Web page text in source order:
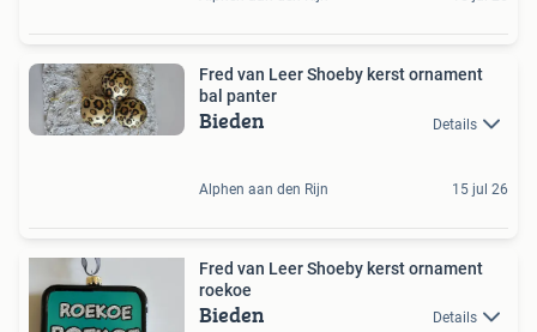
Fred van Leer Shoeby kerst ornament
bal panter
Bieden Details
Alphen aan den Rijn 15 jul 26
Fred van Leer Shoeby kerst ornament
roekoe
Bieden Details